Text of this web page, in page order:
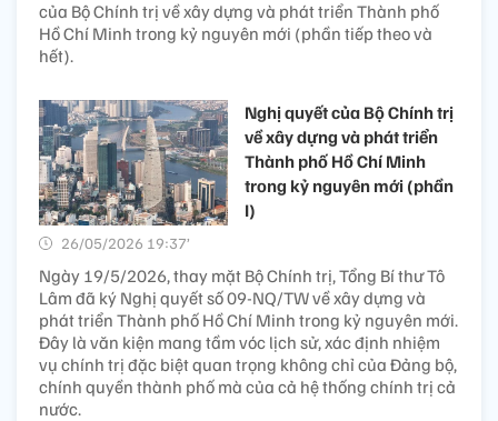
của Bộ Chính trị về xây dựng và phát triển Thành phố
Hồ Chí Minh trong kỷ nguyên mới (phần tiếp theo và
hết).
Nghị quyết của Bộ Chính trị
về xây dựng và phát triển
Thành phố Hồ Chí Minh
trong kỷ nguyên mới (phần
I)
26/05/2026 19:37’
Ngày 19/5/2026, thay mặt Bộ Chính trị, Tổng Bí thư Tô
Lâm đã ký Nghị quyết số 09-NQ/TW về xây dựng và
phát triển Thành phố Hồ Chí Minh trong kỷ nguyên mới.
Đây là văn kiện mang tầm vóc lịch sử, xác định nhiệm
vụ chính trị đặc biệt quan trọng không chỉ của Đảng bộ,
chính quyền thành phố mà của cả hệ thống chính trị cả
nước.